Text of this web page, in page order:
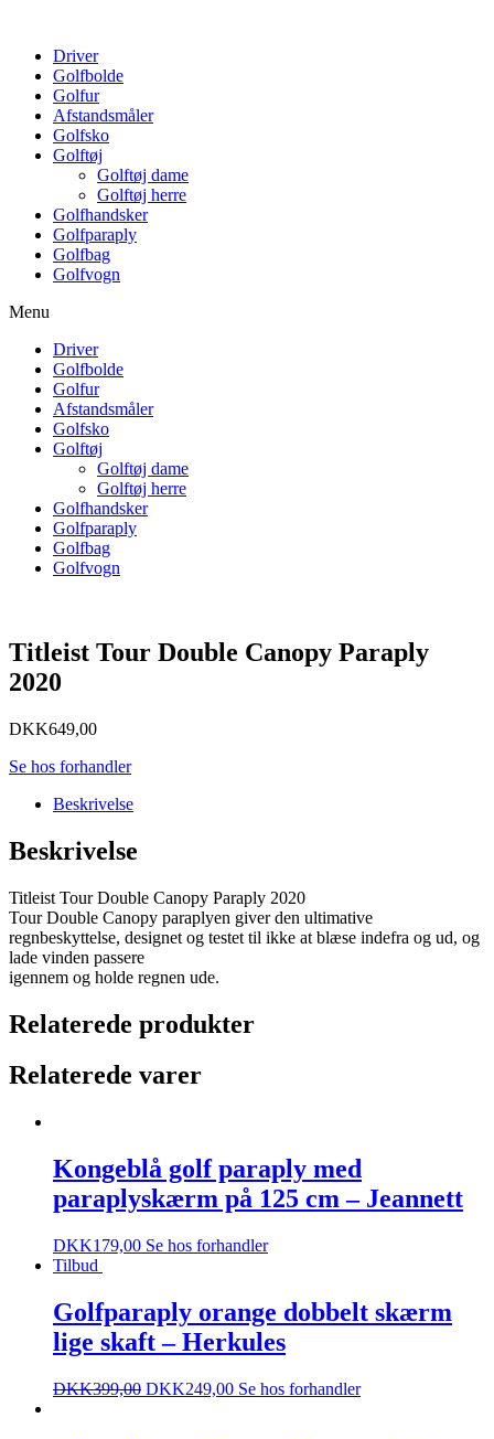
Driver
Golfbolde
Golfur
Afstandsmåler
Golfsko
Golftøj
Golftøj dame
Golftøj herre
Golfhandsker
Golfparaply
Golfbag
Golfvogn
Menu
Driver
Golfbolde
Golfur
Afstandsmåler
Golfsko
Golftøj
Golftøj dame
Golftøj herre
Golfhandsker
Golfparaply
Golfbag
Golfvogn
Titleist Tour Double Canopy Paraply
2020
DKK649,00
Se hos forhandler
Beskrivelse
Beskrivelse
Titleist Tour Double Canopy Paraply 2020
Tour Double Canopy paraplyen giver den ultimative
regnbeskyttelse, designet og testet til ikke at blæse indefra og ud, og
lade vinden passere
igennem og holde regnen ude.
Relaterede produkter
Relaterede varer
Kongeblå golf paraply med
paraplyskærm på 125 cm – Jeannett
DKK179,00 Se hos forhandler
Tilbud
Golfparaply orange dobbelt skærm
lige skaft – Herkules
DKK399,00 DKK249,00 Se hos forhandler